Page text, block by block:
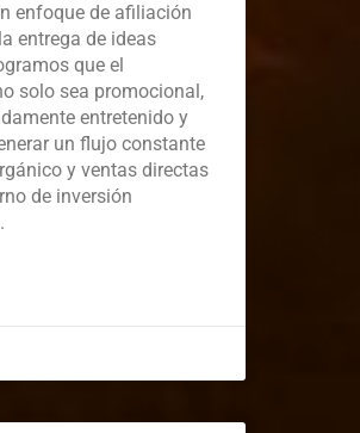
enfoque de afiliación
entrega de ideas
que el
solo sea promocional,
entretenido y
un flujo constante
y ventas directas
de inversión